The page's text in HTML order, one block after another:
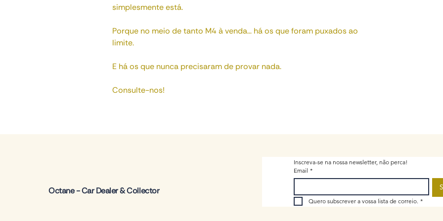
simplesmente está.
Porque no meio de tanto M4 à venda… há os que foram puxados ao
limite.
E há os que nunca precisaram de provar nada.
Consulte-nos!
Octane - Car Dealer & Collector
Inscreva-se na nossa newsletter, não perca!
Email *
Quero subscrever a vossa lista de correio. *